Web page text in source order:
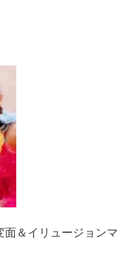
＆イリュージョンマ